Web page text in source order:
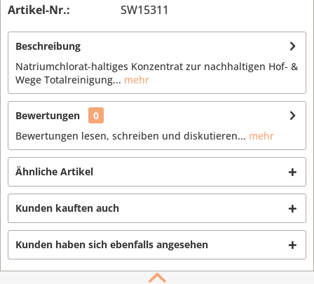
Artikel-Nr.: SW15311
Beschreibung
Natriumchlorat-haltiges Konzentrat zur nachhaltigen Hof- &
Wege Totalreinigung... mehr
Bewertungen
0
Bewertungen lesen, schreiben und diskutieren... mehr
Ähnliche Artikel
Kunden kauften auch
Kunden haben sich ebenfalls angesehen